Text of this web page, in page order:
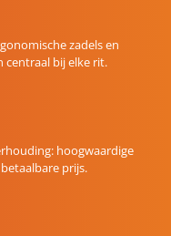
zadels en
centraal bij elke rit.
hoogwaardige
prijs.